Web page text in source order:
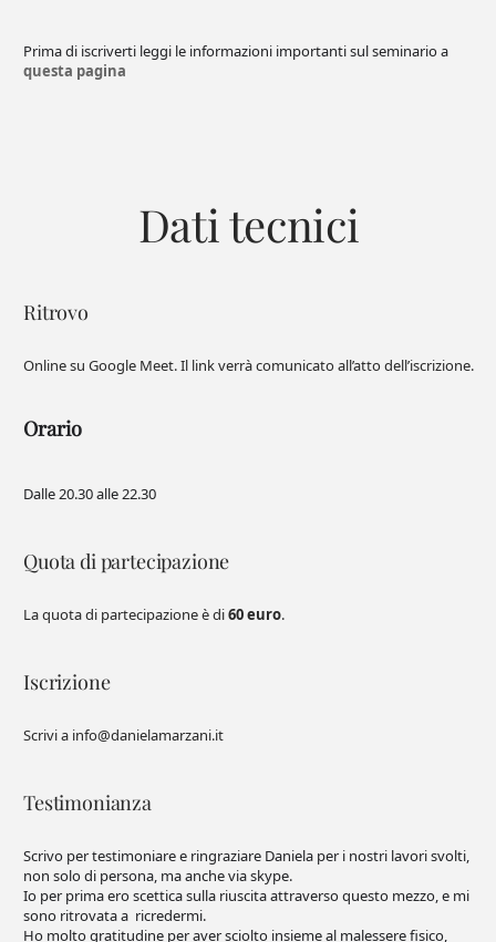
Prima di iscriverti leggi le informazioni importanti sul seminario a
questa pagina
Dati tecnici
Ritrovo
Online su Google Meet. Il link verrà comunicato all’atto dell’iscrizione.
Orario
Dalle 20.30 alle 22.30
Quota di partecipazione
La quota di partecipazione è di60 euro.
Iscrizione
Scrivi a info@danielamarzani.it
Testimonianza
Scrivo per testimoniare e ringraziare Daniela per i nostri lavori svolti,
non solo di persona, ma anche via skype.
Io per prima ero scettica sulla riuscita attraverso questo mezzo, e mi
sono ritrovata a ricredermi.
Ho molto gratitudine per aver sciolto insieme al malessere fisico,